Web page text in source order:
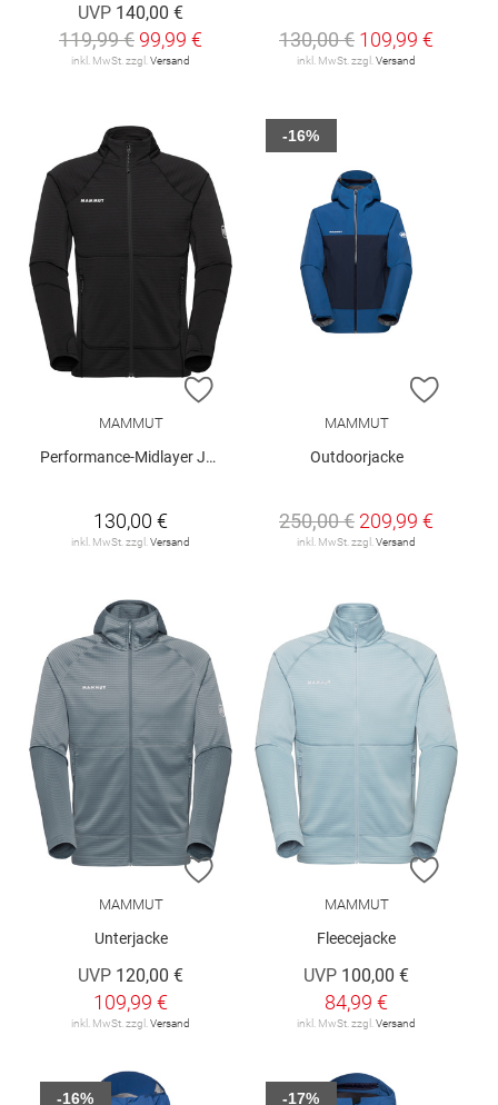
UVP 140,00 €
119,99 € 99,99 €
inkl. MwSt. zzgl. Versand
130,00 € 109,99 €
inkl. MwSt. zzgl. Versand
ZUR WUNSCHLISTE HINZUFÜGEN
MAMMUT
Performance-Midlayer Jacke "Taiss"
130,00 €
inkl. MwSt. zzgl. Versand
ZUR
MAMMUT
Outdoorjacke
250,00 € 209,99 €
inkl. MwSt. zzgl. Versand
-16%
ZUR WUNSCHLISTE HINZUFÜGEN
MAMMUT
Unterjacke
UVP 120,00 €
109,99 €
inkl. MwSt. zzgl. Versand
ZUR
MAMMUT
Fleecejacke
UVP 100,00 €
84,99 €
inkl. MwSt. zzgl. Versand
-16% -17%